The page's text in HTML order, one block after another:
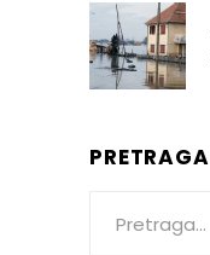
PRETRAGA